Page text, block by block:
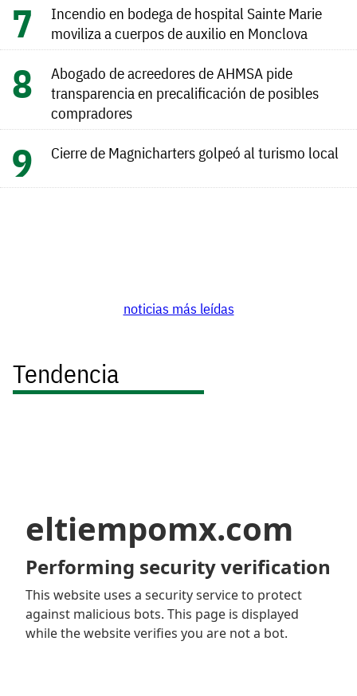
Incendio en bodega de hospital Sainte Marie
moviliza a cuerpos de auxilio en Monclova
Abogado de acreedores de AHMSA pide
transparencia en precalificación de posibles
compradores
Cierre de Magnicharters golpeó al turismo local
noticias más leídas
Tendencia